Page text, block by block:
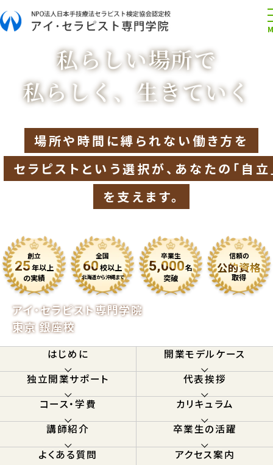
私らしい場所で
私らしく、生きていく
場所や時間に縛られない働き方を
セラピストという選択が、あなたの「自立
を支えます。
創立
25年以上
の実績
全国
60校以上
北海道から沖縄まで
卒業生
5,000名
突破
信頼の
公的資格
取得
アイ・セラピスト専門学院
東京 銀座校
はじめに
開業モデルケース
独立開業サポート
代表挨拶
コース・学費
カリキュラム
講師紹介
卒業生の活躍
よくある質問
アクセス案内